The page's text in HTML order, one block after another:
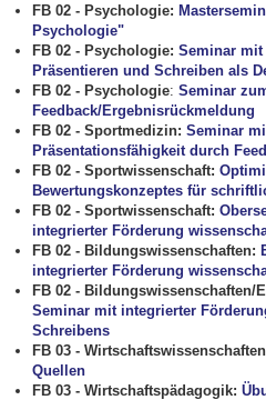
FB 02 - Psychologie:
Psychologie"
FB 02 - Psychologie: Seminar
Präsentieren und Schreiben als
FB 02 - Psychologie:Seminar
Feedback/Ergebnisrückmeldung
FB 02 - Sportmedizin: Seminar
Präsentationsfähigkeit durch
FB 02 - Sportwissenschaft:
Bewertungskonzeptes für
FB 02 - Sportwissenschaft:
integrierter Förderung
FB 02 - Bildungswissenschaften:
integrierter Förderung
FB 02 - Bildungswissenschaften/
Seminar mit integrierter
Schreibens
FB 03 -
Quellen
FB 03 - Wirtschaftspädagogik: